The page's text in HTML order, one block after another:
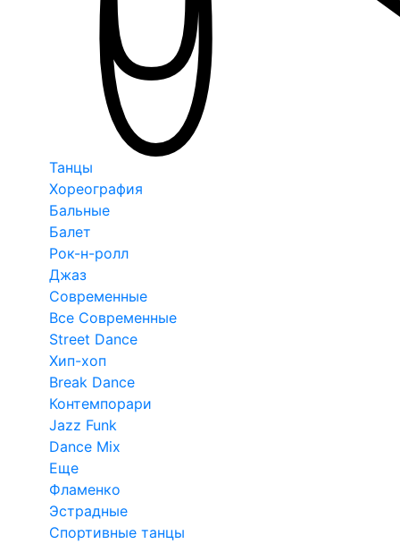
Танцы
Хореография
Бальные
Балет
Рок-н-ролл
Джаз
Современные
Все Современные
Street Dance
Хип-хоп
Break Dance
Контемпорари
Jazz Funk
Dance Mix
Еще
Фламенко
Эстрадные
Спортивные танцы